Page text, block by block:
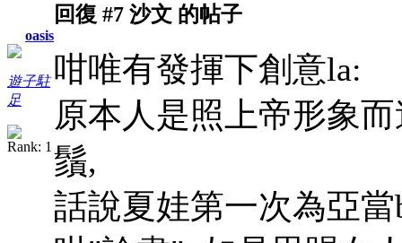
oasis
遊子駐
足
回復 #7 沙文 的帖子
咁唯有發揮下創意la:
原本人是照上帝形象
鬚,
話說夏娃第一次為亞